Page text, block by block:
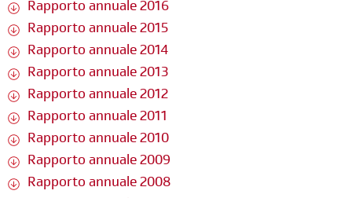
Rapporto annuale 2016
Rapporto annuale 2015
Rapporto annuale 2014
Rapporto annuale 2013
Rapporto annuale 2012
Rapporto annuale 2011
Rapporto annuale 2010
Rapporto annuale 2009
Rapporto annuale 2008